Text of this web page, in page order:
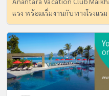
แรง พร้อมเริ่มงานกับทางโรงแรม